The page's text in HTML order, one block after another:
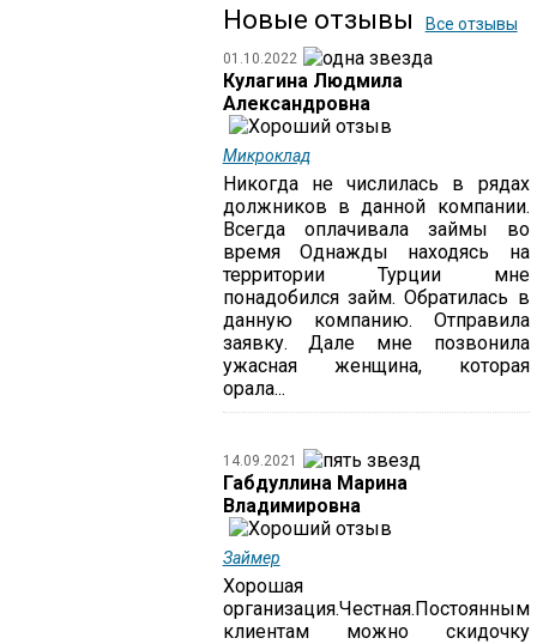
Новые отзывы Все отзывы
01.10.2022
Кулагина Людмила
Александровна
Микроклад
Никогда не числилась в рядах
должников в данной компании.
Всегда оплачивала займы во
время Однажды находясь на
территории Турции мне
понадобился займ. Обратилась в
данную компанию. Отправила
заявку. Дале мне позвонила
ужасная женщина, которая
орала...
14.09.2021
Габдуллина Марина
Владимировна
Займер
Хорошая
организация.Честная.Постоянным
клиентам можно скидочку